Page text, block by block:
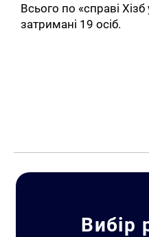
Всього по «справі
затримані 19 осіб.
Вибір